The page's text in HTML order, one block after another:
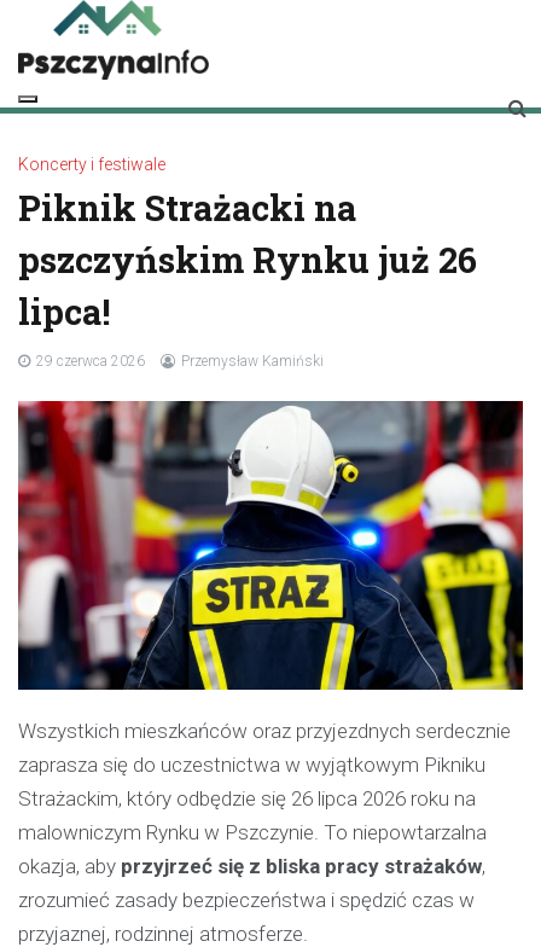
content
pszczynainfo.pl
Twoje źródło informacji o Pszczynie
Koncerty i festiwale
Piknik Strażacki na
pszczyńskim Rynku już 26
lipca!
29 czerwca 2026 Przemysław Kamiński
Wszystkich mieszkańców oraz przyjezdnych serdecznie
zaprasza się do uczestnictwa w wyjątkowym Pikniku
Strażackim, który odbędzie się 26 lipca 2026 roku na
malowniczym Rynku w Pszczynie. To niepowtarzalna
okazja, aby przyjrzeć się z bliska pracy strażaków,
zrozumieć zasady bezpieczeństwa i spędzić czas w
przyjaznej, rodzinnej atmosferze.